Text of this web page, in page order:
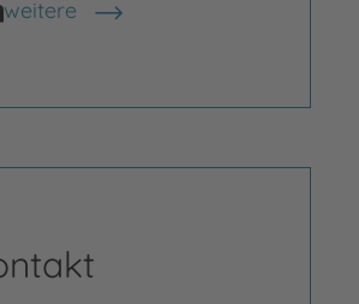
Bild vergrößern
weitere
Shops anzeigen